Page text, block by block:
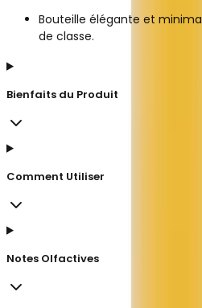
Bouteille élégante et
de classe.
Bienfaits du Produit
Comment Utiliser
Notes Olfactives